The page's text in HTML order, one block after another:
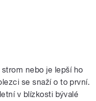
nebo je lepší ho
se snaží o to první.
v blízkosti bývalé